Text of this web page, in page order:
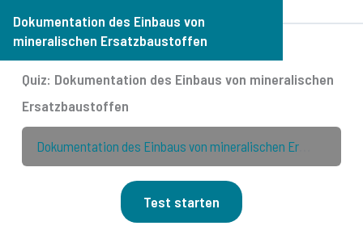
Dokumentation des Einbaus von
mineralischen Ersatzbaustoffen
Micro-Training: Dokumentation des Einbaus von
Quiz: Dokumentation des Einbaus von
mineralischen Ersatzbaustoffen
Quiz: Dokumentation des Einbaus von mineralischen
Ersatzbaustoffen